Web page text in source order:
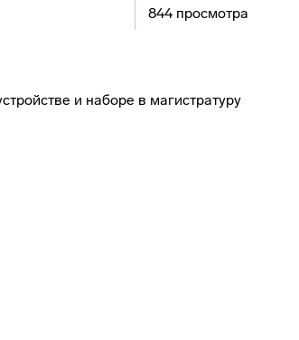
844 просмотра
и наборе в магистратуру